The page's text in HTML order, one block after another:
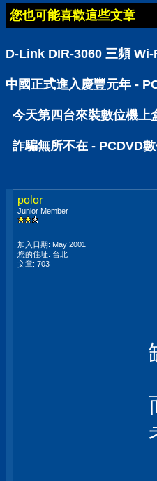
您也可能喜歡這些文章
D-Link DIR-3060 三頻
中國正式進入慶豐元年 -
今天第四台來裝數位機上
詐騙無所不在 - PCDVD
polor
Junior Member
加入日期: May 2001
您的住址: 台北
文章: 703